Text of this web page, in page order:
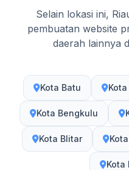
Selain lokasi ini,
pembuatan website
daerah lainnya
Kota Batu
Kota Bengkulu
Kota Blitar
Kota